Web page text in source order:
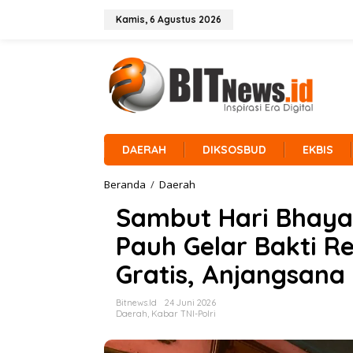
Kamis, 6 Agustus 2026
DAERAH DIKSOSBUD EKBIS
Beranda / Daerah
m
b
u
t
r
i
h
Sambut Hari
Pauh Gelar Bakti
Gratis,
Bitnews.id
24 Juni 2026
Daerah, Kabar TNI-Polri